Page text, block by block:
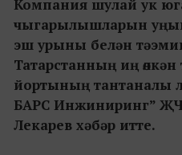
Компания шулай ук
чыгарылышларын
эш урыны белән
Татарстанның иң
йортының тантаналы
БАРС Инжиниринг”
Лекарев хәбәр итте.